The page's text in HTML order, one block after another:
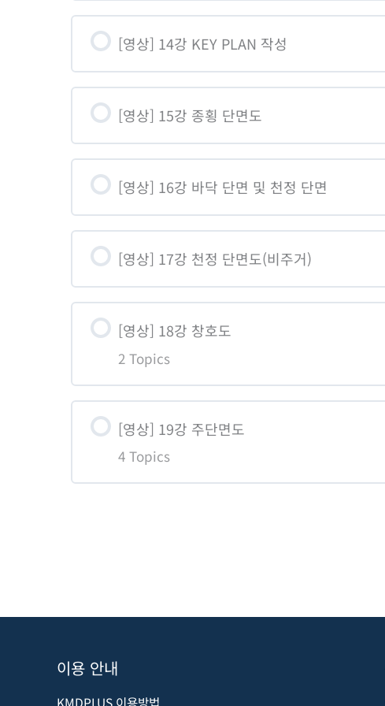
[영상] 14강 KEY PLAN 작성
[영상] 15강 종횡 단면도
[영상] 16강 바닥 단면 및 천정 단면
[영상] 17강 천정 단면도(비주거)
[영상] 18강 창호도
2 Topics
18-01 창호도(1)
[영상] 19강 주단면도
4 Topics
이용 안내
KMDPLUS 이용방법